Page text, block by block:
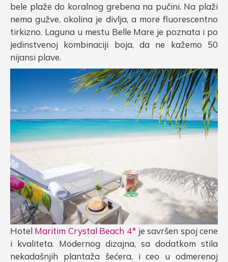
bele plaže do koralnog grebena na pučini. Na plaži
nema gužve, okolina je divlja, a more fluorescentno
tirkizno. Laguna u mestu Belle Mare je poznata i po
jedinstvenoj kombinaciji boja, da ne kažemo 50
nijansi plave.
Hotel Maritim Crystal Beach 4* je savršen spoj cene
i kvaliteta. Modernog dizajna, sa dodatkom stila
nekadašnjih plantaža šećera, i ceo u odmerenoj